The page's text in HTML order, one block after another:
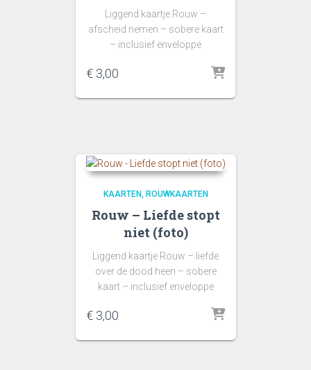
Liggend kaartje Rouw –
afscheid nemen – sobere kaart
– inclusief enveloppe
€ 3,00
KAARTEN ROUWKAARTEN
Rouw – Liefde stopt
niet (foto)
Liggend kaartje Rouw – liefde
over de dood heen – sobere
kaart – inclusief enveloppe
€ 3,00